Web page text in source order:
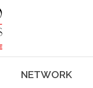
NETWORK